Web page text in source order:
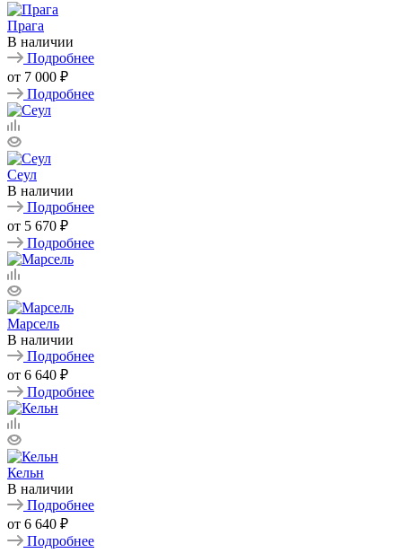
Прага
В наличии
Подробнее
от 7 000 ₽
Подробнее
Сеул
В наличии
Подробнее
от 5 670 ₽
Подробнее
Марсель
В наличии
Подробнее
от 6 640 ₽
Подробнее
Кельн
В наличии
Подробнее
от 6 640 ₽
Подробнее